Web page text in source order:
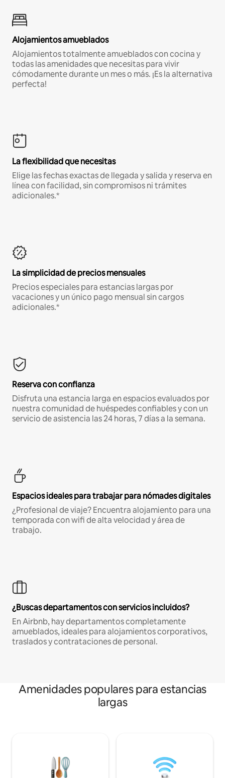
Alojamientos amueblados
Alojamientos totalmente amueblados con cocina y
todas las amenidades que necesitas para vivir
cómodamente durante un mes o más. ¡Es la alternativa
perfecta!
La flexibilidad que necesitas
Elige las fechas exactas de llegada y salida y reserva en
línea con facilidad, sin compromisos ni trámites
adicionales.*
La simplicidad de precios mensuales
Precios especiales para estancias largas por
vacaciones y un único pago mensual sin cargos
adicionales.*
Reserva con confianza
Disfruta una estancia larga en espacios evaluados por
nuestra comunidad de huéspedes confiables y con un
servicio de asistencia las 24 horas, 7 días a la semana.
Espacios ideales para trabajar para nómades digitales
¿Profesional de viaje? Encuentra alojamiento para una
temporada con wifi de alta velocidad y área de
trabajo.
¿Buscas departamentos con servicios incluidos?
En Airbnb, hay departamentos completamente
amueblados, ideales para alojamientos corporativos,
traslados y contrataciones de personal.
Amenidades populares para estancias
largas